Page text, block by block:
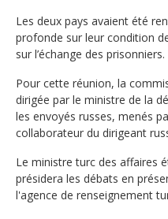
Les deux pays avaient été
profonde sur leur condition
sur l’échange des prisonniers.
Pour cette réunion, la
dirigée par le ministre de la
les envoyés russes, menés
collaborateur du dirigeant
Le ministre turc des affaires
présidera les débats en
l'agence de renseignement